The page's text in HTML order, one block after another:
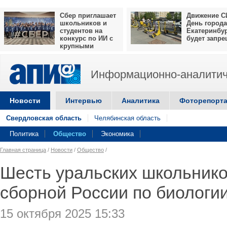
Сбер приглашает
школьников и
студентов на
конкурс по ИИ с
крупными
Движение
День города
будет
Информационно-
Новости Интервью Аналитика
Свердловская область Челябинская область
Политика Общество Экономика
Главная страница / Новости / Общество /
Шесть уральских
сборной России по
15 октября 2025 15:33